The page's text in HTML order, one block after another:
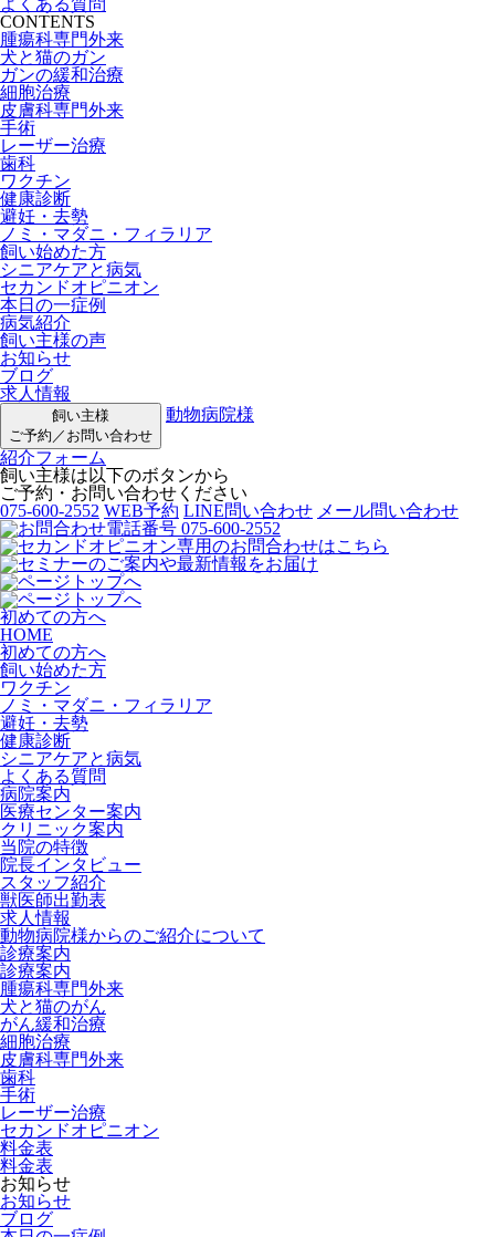
よくある質問
CONTENTS
腫瘍科専門外来
犬と猫のガン
ガンの緩和治療
細胞治療
皮膚科専門外来
手術
レーザー治療
歯科
ワクチン
健康診断
避妊・去勢
ノミ・マダニ・フィラリア
飼い始めた方
シニアケアと病気
セカンドオピニオン
本日の一症例
病気紹介
飼い主様の声
お知らせ
ブログ
求人情報
飼い主様
ご予約／お問い合わせ
動物病院様
紹介フォーム
飼い主様は以下のボタンから
ご予約・お問い合わせください
075-600-2552 WEB予約 LINE問い合わせ メール問い合わせ
初めての方へ
HOME
初めての方へ
飼い始めた方
ワクチン
ノミ・マダニ・フィラリア
避妊・去勢
健康診断
シニアケアと病気
よくある質問
病院案内
医療センター案内
クリニック案内
当院の特徴
院長インタビュー
スタッフ紹介
獣医師出勤表
求人情報
動物病院様からのご紹介について
診療案内
診療案内
腫瘍科専門外来
犬と猫のがん
がん緩和治療
細胞治療
皮膚科専門外来
歯科
手術
レーザー治療
セカンドオピニオン
料金表
料金表
お知らせ
お知らせ
ブログ